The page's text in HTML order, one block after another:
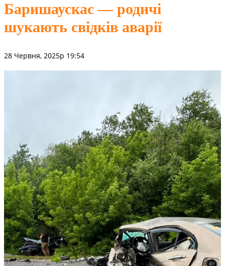
Баришаускас — родичі
шукають свідків аварії
28 Червня, 2025р 19:54